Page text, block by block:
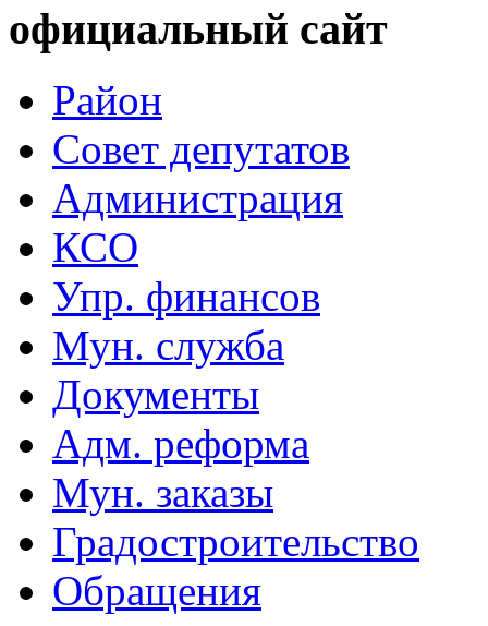
официальный сайт
Район
Совет депутатов
Администрация
КСО
Упр. финансов
Мун. служба
Документы
Адм. реформа
Мун. заказы
Градостроительство
Обращения